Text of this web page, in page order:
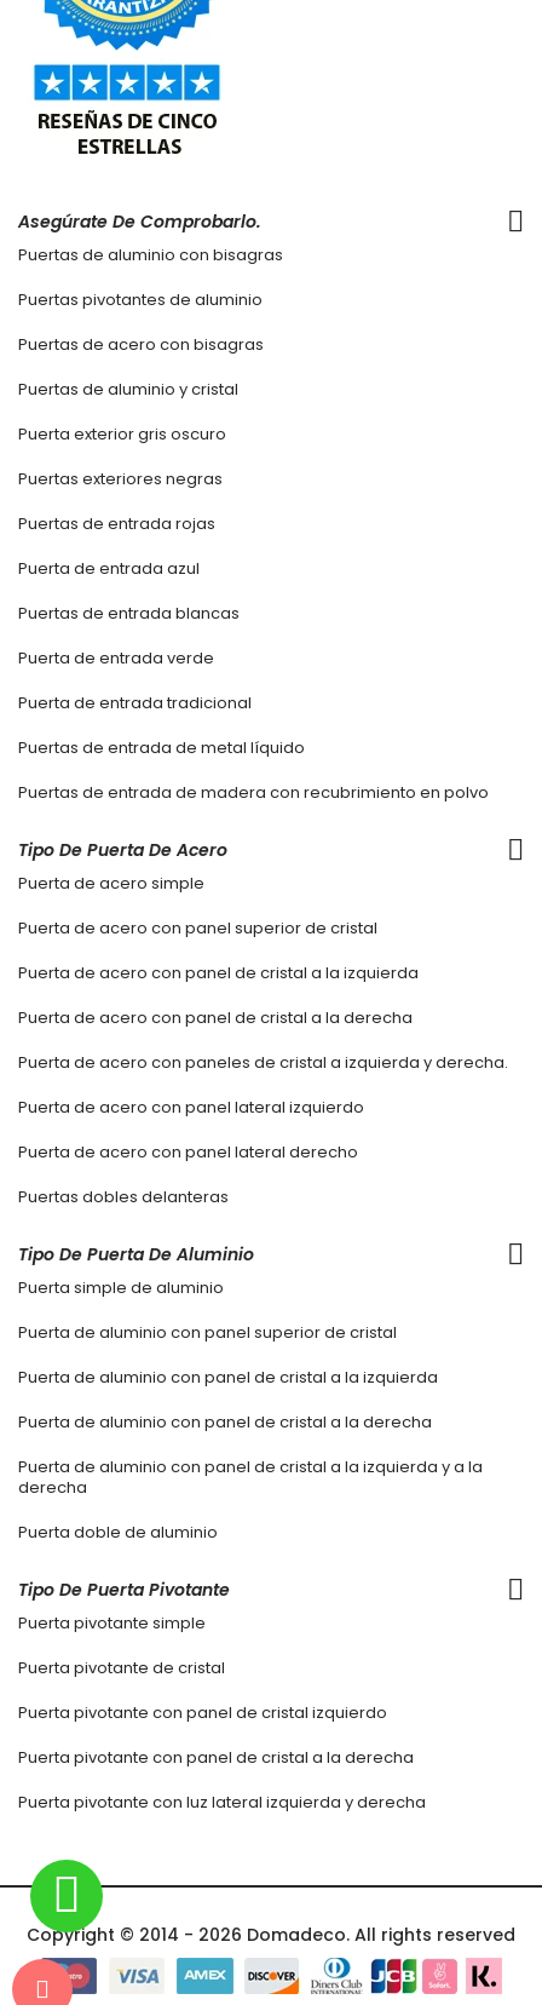
Asegúrate De Comprobarlo.
Puertas de aluminio con bisagras
Puertas pivotantes de aluminio
Puertas de acero con bisagras
Puertas de aluminio y cristal
Puerta exterior gris oscuro
Puertas exteriores negras
Puertas de entrada rojas
Puerta de entrada azul
Puertas de entrada blancas
Puerta de entrada verde
Puerta de entrada tradicional
Puertas de entrada de metal líquido
Puertas de entrada de madera con recubrimiento en polvo
Tipo De Puerta De Acero
Puerta de acero simple
Puerta de acero con panel superior de cristal
Puerta de acero con panel de cristal a la izquierda
Puerta de acero con panel de cristal a la derecha
Puerta de acero con paneles de cristal a izquierda y derecha.
Puerta de acero con panel lateral izquierdo
Puerta de acero con panel lateral derecho
Puertas dobles delanteras
Tipo De Puerta De Aluminio
Puerta simple de aluminio
Puerta de aluminio con panel superior de cristal
Puerta de aluminio con panel de cristal a la izquierda
Puerta de aluminio con panel de cristal a la derecha
Puerta de aluminio con panel de cristal a la izquierda y a la
derecha
Puerta doble de aluminio
Tipo De Puerta Pivotante
Puerta pivotante simple
Puerta pivotante de cristal
Puerta pivotante con panel de cristal izquierdo
Puerta pivotante con panel de cristal a la derecha
Puerta pivotante con luz lateral izquierda y derecha
Copyright © 2014 - 2026 Domadeco. All rights reserved